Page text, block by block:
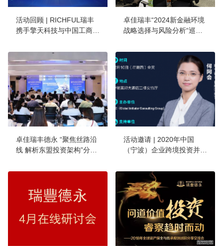
活动回顾 | RICHFUL瑞丰
携手擎天科技与中国工商银
性生长法则”
卓佳瑞丰“2024新金融环境
战略选择与风险分析“巡回
卓佳瑞丰德永 “聚焦丝路沿
线 解析东盟投资架构”分享
活动邀请 | 2020年中国
（宁波）企业跨境投资并购